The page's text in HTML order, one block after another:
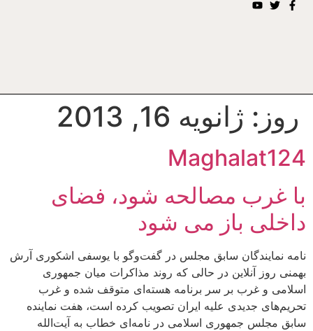
روز: ژانویه 16, 2013
Maghalat124
با غرب مصالحه شود، فضای
داخلی باز می شود
نامه نمایندگان سابق مجلس در گفت‌وگو با یوسفی اشکوری آرش
بهمنی روز آنلاین در حالی که روند مذاکرات میان جمهوری
اسلامی و غرب بر سر برنامه هسته‌ای متوقف شده و غرب
تحریم‌های جدیدی علیه ایران تصویب کرده است، هفت نماینده
سابق مجلس جمهوری اسلامی در نامه‌ای خطاب به آیت‌الله